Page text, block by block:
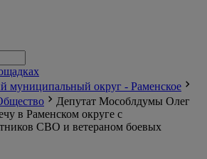
муниципальный округ - Раменское
Депутат Мособлдумы Олег
в Раменском округе с
СВО и ветераном боевых